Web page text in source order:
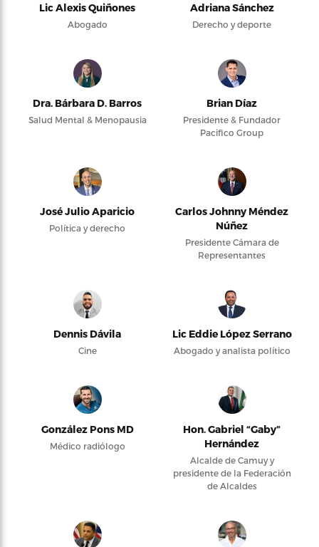
Lic Alexis Quiñones
Abogado
Adriana Sánchez
Derecho y deporte
Dra. Bárbara D. Barros
Salud Mental & Menopausia
Brian Díaz
Presidente & Fundador
Pacifico Group
José Julio Aparicio
Política y derecho
Carlos Johnny Méndez
Núñez
Presidente Cámara de
Representantes
Dennis Dávila
Cine
Lic Eddie López Serrano
Abogado y analista político
González Pons MD
Médico radiólogo
Hon. Gabriel “Gaby”
Hernández
Alcalde de Camuy y
presidente de la Federación
de Alcaldes